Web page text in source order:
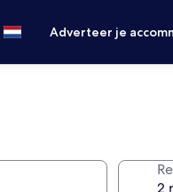
Adverteer je